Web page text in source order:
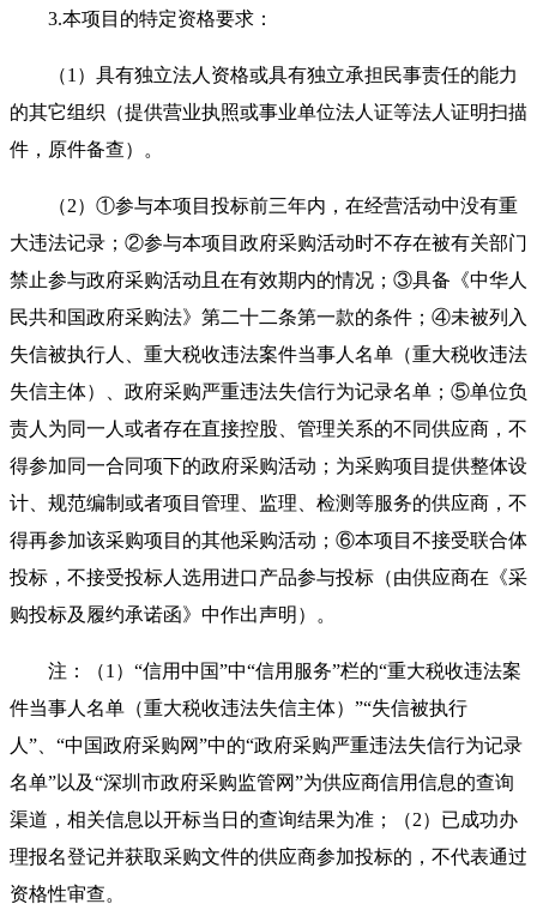
3.本项目的特定资格要求：
（1）具有独立法人资格或具有独立承担民事责任的能力
的其它组织（提供营业执照或事业单位法人证等法人证明扫描
件，原件备查）。
（2）①参与本项目投标前三年内，在经营活动中没有重
大违法记录；②参与本项目政府采购活动时不存在被有关部门
禁止参与政府采购活动且在有效期内的情况；③具备《中华人
民共和国政府采购法》第二十二条第一款的条件；④未被列入
失信被执行人、重大税收违法案件当事人名单（重大税收违法
失信主体）、政府采购严重违法失信行为记录名单；⑤单位负
责人为同一人或者存在直接控股、管理关系的不同供应商，不
得参加同一合同项下的政府采购活动；为采购项目提供整体设
计、规范编制或者项目管理、监理、检测等服务的供应商，不
得再参加该采购项目的其他采购活动；⑥本项目不接受联合体
投标，不接受投标人选用进口产品参与投标（由供应商在《采
购投标及履约承诺函》中作出声明）。
注：（1）“信用中国”中“信用服务”栏的“重大税收违法案
件当事人名单（重大税收违法失信主体）”“失信被执行
人”、“中国政府采购网”中的“政府采购严重违法失信行为记录
名单”以及“深圳市政府采购监管网”为供应商信用信息的查询
渠道，相关信息以开标当日的查询结果为准；（2）已成功办
理报名登记并获取采购文件的供应商参加投标的，不代表通过
资格性审查。